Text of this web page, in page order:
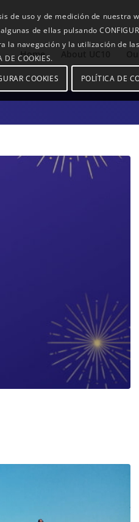
Home
de uso y de medición de
de ellas pulsando
navegación y la utilización de
COOKIES.
COOKIES POLÍTICA DE